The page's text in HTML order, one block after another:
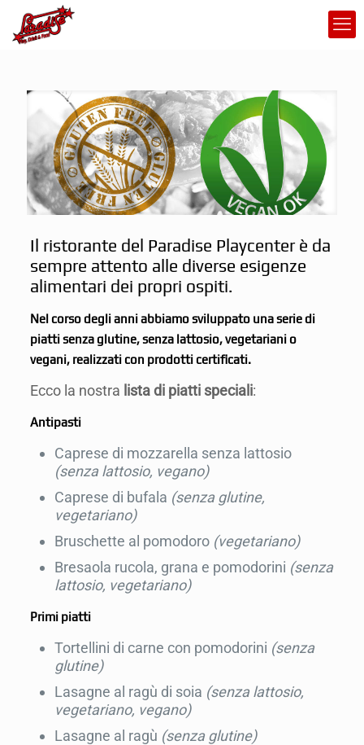
Il ristorante del Paradise Playcenter è da
sempre attento alle diverse esigenze
alimentari dei propri ospiti.
Nel corso degli anni abbiamo sviluppato una serie di
piatti senza glutine, senza lattosio, vegetariani o
vegani, realizzati con prodotti certificati.
Ecco la nostra lista di piatti speciali:
Antipasti
Caprese di mozzarella senza lattosio
(senza lattosio, vegano)
Caprese di bufala (senza glutine,
vegetariano)
Bruschette al pomodoro (vegetariano)
Bresaola rucola, grana e pomodorini (senza
lattosio, vegetariano)
Primi piatti
Tortellini di carne con pomodorini (senza
glutine)
Lasagne al ragù di soia (senza lattosio,
vegetariano, vegano)
Lasagne al ragù (senza glutine)